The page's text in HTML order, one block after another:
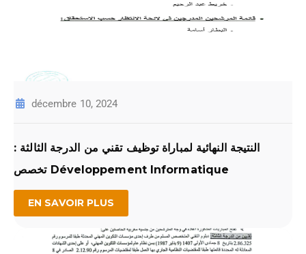
décembre 10, 2024
النتيجة النهائية لمباراة توظيف تقني من الدرجة الثالثة :
تخصص Développement Informatique
EN SAVOIR PLUS